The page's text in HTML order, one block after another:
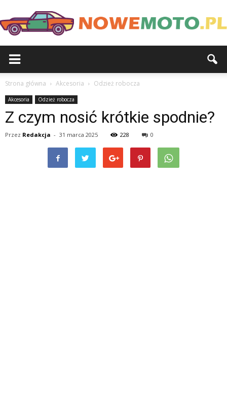
Strona główna Akcesoria Odzież robocza
Akcesoria Odzież robocza
Z czym nosić krótkie spodnie?
Przez Redakcja - 31 marca 2025 228 0